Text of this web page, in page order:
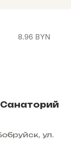
8.96 BYN
ул.